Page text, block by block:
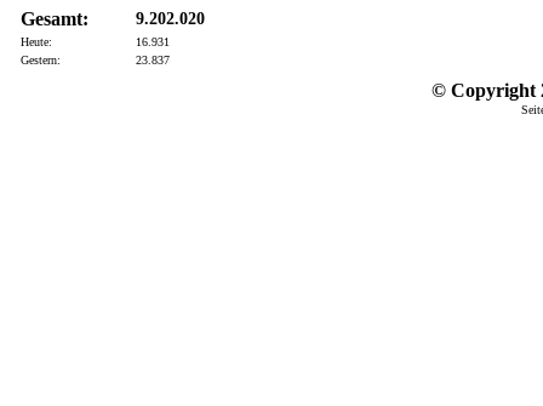
Gesamt: 9.202.020
Heute:
16.931
Gestern:
23.837
© Copyright